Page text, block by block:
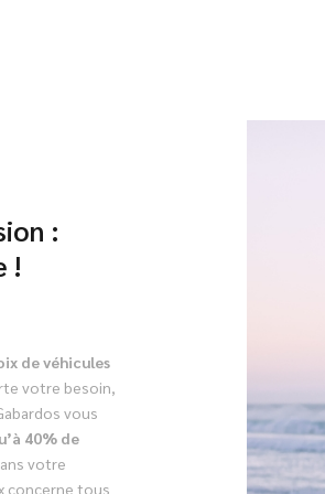
:
!
de véhicules
votre besoin,
vous
40% de
votre
concerne tous